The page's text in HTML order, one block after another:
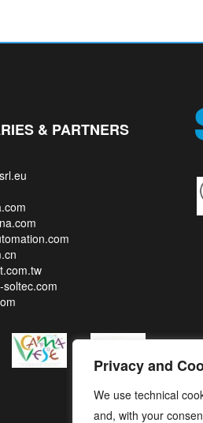
Privacy and
We use technical
and, with your
& PARTNERS
soltec.com